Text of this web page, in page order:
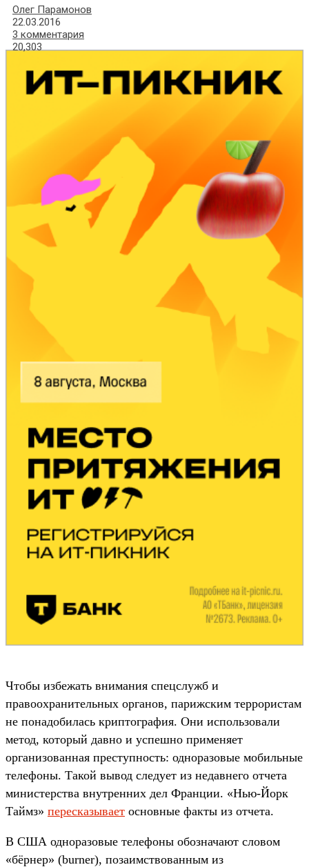
Олег Парамонов
22.03.2016
3 комментария
20,303
Чтобы избежать внимания спецслужб и
правоохранительных органов, парижским террористам
не понадобилась криптография. Они использовали
метод, который давно и успешно применяет
организованная преступность: одноразовые мобильные
телефоны. Такой вывод следует из недавнего отчета
министерства внутренних дел Франции. «Нью-Йорк
Таймз» пересказывает основные факты из отчета.
В США одноразовые телефоны обозначают словом
«бёрнер» (burner), позаимствованным из